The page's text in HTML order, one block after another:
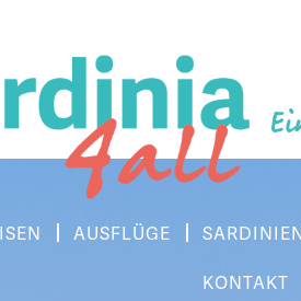
AUSFLÜGE
KONTAKT